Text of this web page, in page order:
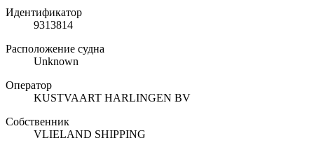
Идентификатор
9313814
Расположение судна
Unknown
Оператор
KUSTVAART HARLINGEN BV
Собственник
VLIELAND SHIPPING